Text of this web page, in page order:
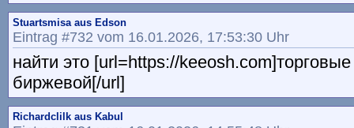
Stuartsmisa aus Edson
Eintrag #732 vom 16.01.2026, 17:53:30 Uhr
найти это [url=https://
биржевой[/url]
Richardclilk aus Kabul